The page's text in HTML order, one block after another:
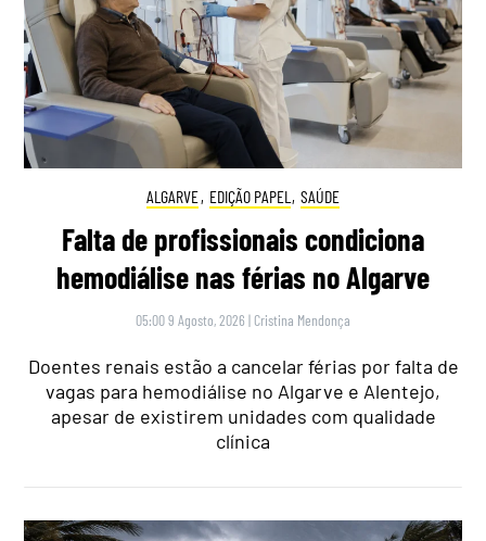
ALGARVE, EDIÇÃO PAPEL , SAÚDE
Falta de profissionais condiciona
hemodiálise nas férias no Algarve
05:00 9 Agosto, 2026 | Cristina Mendonça
Doentes renais estão a cancelar férias por falta de
vagas para hemodiálise no Algarve e Alentejo,
apesar de existirem unidades com qualidade
clínica